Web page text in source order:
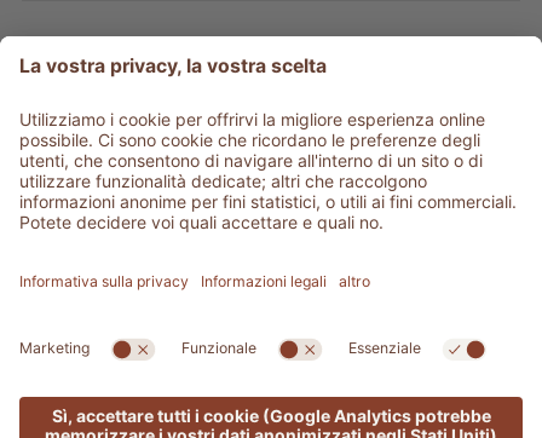
Tipo prodotto
Service & info
Be social
©2026 Adler Shop Partita IVA 01350320212